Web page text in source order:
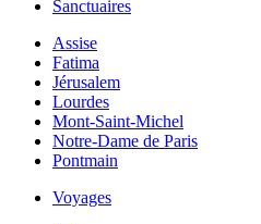
Sanctuaires
Assise
Fatima
Jérusalem
Lourdes
Mont-Saint-Michel
Notre-Dame de Paris
Pontmain
Voyages